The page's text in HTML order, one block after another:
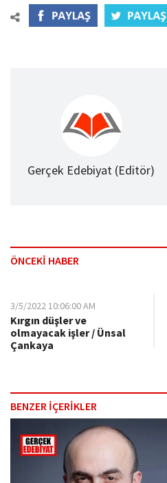
Gerçek Edebiyat (Editör)
ÖNCEKİ HABER
3/5/2022 10:06:00 AM
Kırgın düşler ve
olmayacak işler / Ünsal
Çankaya
BENZER İÇERİKLER